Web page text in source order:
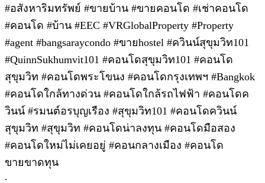
#อสังหาริมทรัพย์ #ขายบ้าน #ขายคอนโด #เช่าคอนโด
#คอนโด #บ้าน #EEC #VRGlobalProperty #Property
#agent #bangsaraycondo #ขายhostel #ควินน์สุขุมวิท101
#QuinnSukhumvit101 #คอนโดสุขุมวิท101 #คอนโด
สุขุมวิท #คอนโดพระโขนง #คอนโดกรุงเทพฯ #Bangkok
#คอนโดใกล้ทางด่วน #คอนโดใกล้รถไฟฟ้า #คอนโดค
วินน์ #รมนต์อรบุญเรือง #สุขุมวิท101 #คอนโดควินน์
สุขุมวิท #สุขุมวิท #คอนโดน่าลงทุน #คอนโดมือสอง
#คอนโดใหม่ไม่เคยอยู่ #คอนกลางเมือง #คอนโด
ขายขาดทุน
.